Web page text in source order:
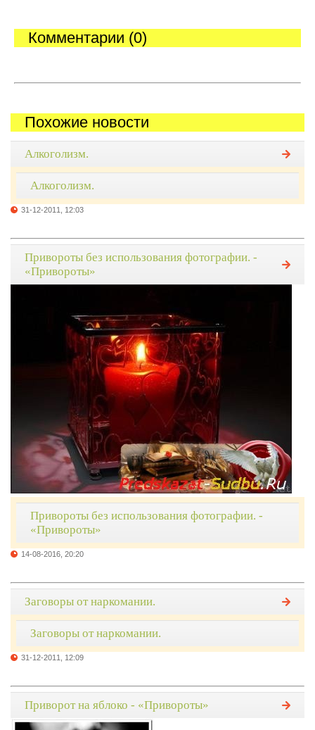
Комментарии (0)
Похожие новости
Алкоголизм.
Алкоголизм.
31-12-2011, 12:03
Привороты без использования фотографии. -
«Привороты»
Привороты без использования фотографии. -
«Привороты»
14-08-2016, 20:20
Заговоры от наркомании.
Заговоры от наркомании.
31-12-2011, 12:09
Приворот на яблоко - «Привороты»